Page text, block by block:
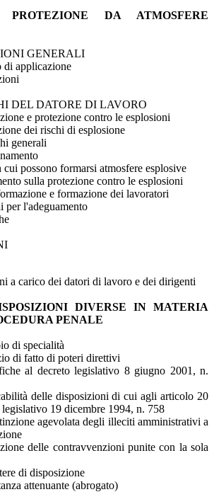
DA ATMOSFERE
GENERALI
applicazione
DEL DATORE DI LAVORO
e protezione contro le esplosioni
dei rischi di esplosione
generali
possono formarsi atmosfere esplosive
sulla protezione contro le esplosioni
e formazione dei lavoratori
l'adeguamento
a carico dei datori di lavoro e dei dirigenti
DIVERSE IN MATERIA
PENALE
di specialità
di fatto di poteri direttivi
al decreto legislativo 8 giugno 2001, n.
delle disposizioni di cui agli articolo 20
legislativo 19 dicembre 1994, n. 758
agevolata degli illeciti amministrativi a
delle contravvenzioni punite con la sola
di disposizione
attenuante (abrogato)